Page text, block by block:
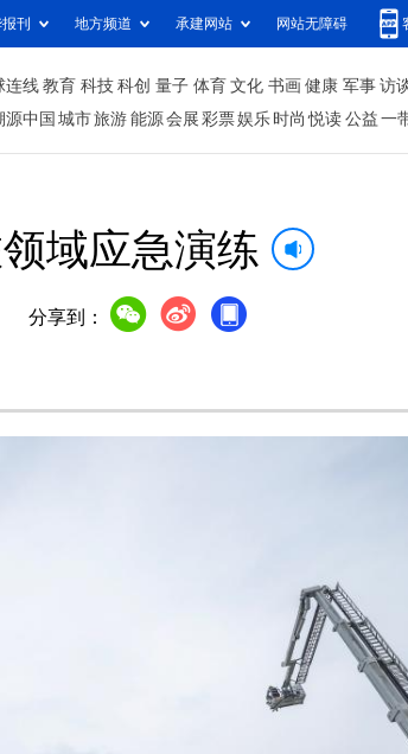
刊 地方频道 承建网站 网站无障碍
连线 教育 科技 科创 量子 体育 文化 书画 健康 军事 访
源中国 城市旅游 能源 会展 彩票娱乐 时尚 悦读 公益 一
域应急演练
分享到：